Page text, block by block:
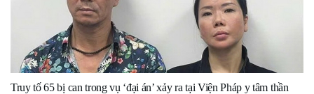
Truy tố 65 bị can trong vụ ‘đại án’ xảy ra tại Viện Pháp y tâm thần